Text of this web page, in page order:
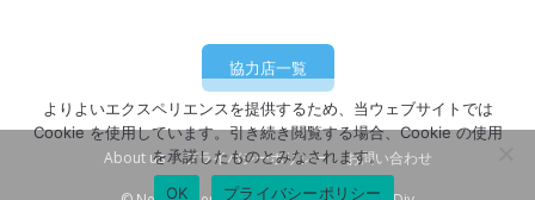
協力店一覧
About us プライバシーポリシー お問い合わせ
よりよいエクスペリエンスを提供するため、当ウェブサイトでは
Cookie を使用しています。引き続き閲覧する場合、Cookie の使用
を承諾したものとみなされます。
OK
プライバシーポリシー